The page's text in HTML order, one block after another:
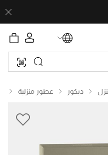
ديكور عطور منزلية